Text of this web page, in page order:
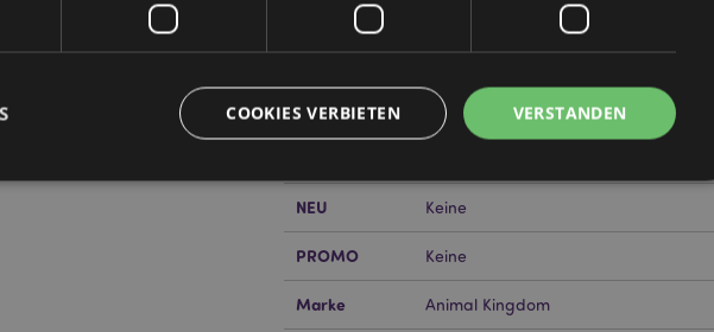
erfahren?
Dann lesen Sie
EAN-Nummer
Gewicht (kg) 0.096000
NEU Keine
PROMO Keine
Marke Animal Kingdom
VERSTANDEN
COOKIES VERBIETEN
Leistungs Ausrichten Funktions